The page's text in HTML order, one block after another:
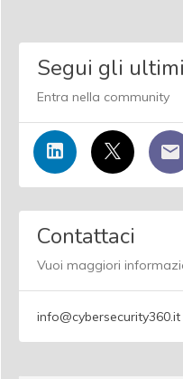
Segui gli
Entra nella community
Contattaci
Vuoi maggiori
info@cybersecurity360.it